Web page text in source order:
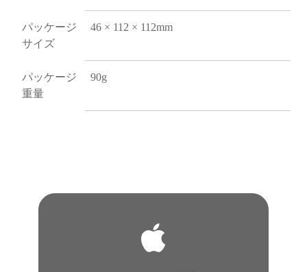
パッケージ
サイズ
46 × 112 × 112mm
パッケージ
重量
90g